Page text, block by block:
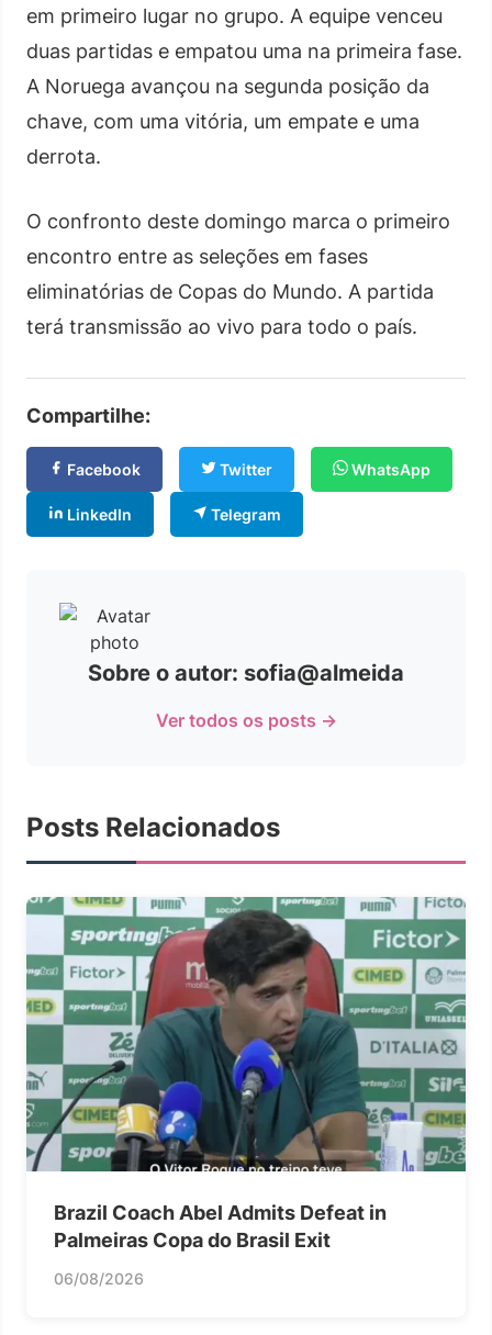
em primeiro lugar no grupo. A equipe venceu
duas partidas e empatou uma na primeira fase.
A Noruega avançou na segunda posição da
chave, com uma vitória, um empate e uma
derrota.
O confronto deste domingo marca o primeiro
encontro entre as seleções em fases
eliminatórias de Copas do Mundo. A partida
terá transmissão ao vivo para todo o país.
Compartilhe:
Facebook Twitter WhatsApp
LinkedIn Telegram
Sobre o autor: sofia@almeida
Ver todos os posts →
Posts Relacionados
Brazil Coach Abel Admits Defeat in
Palmeiras Copa do Brasil Exit
06/08/2026